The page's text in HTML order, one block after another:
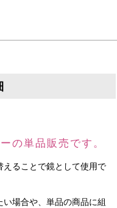
の単品販売です。
ることで鏡として使用で
場合や、単品の商品に組